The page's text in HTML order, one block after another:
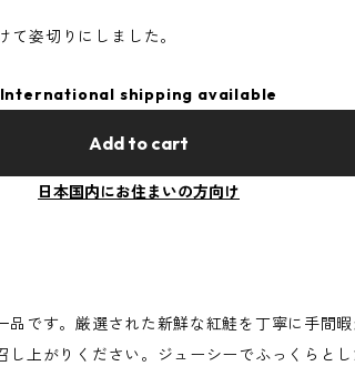
姿切りにしました。
International shipping available
Add to cart
日本国内にお住まいの方向け
です。厳選された新鮮な紅鮭を丁寧に手間
上がりください。ジューシーでふっくらと